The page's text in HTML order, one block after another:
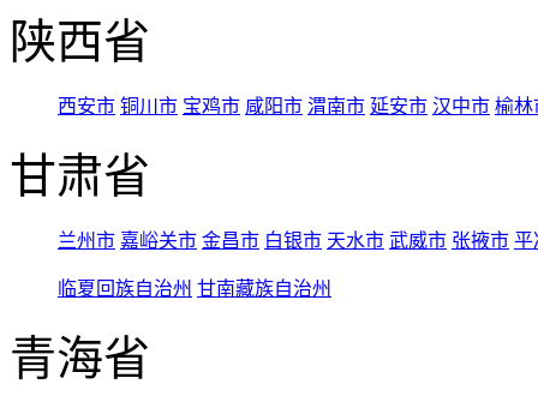
陕西省
西安市 铜川市 宝鸡市 咸阳市 渭南市 延安市 汉中市 榆林
甘肃省
兰州市 嘉峪关市 金昌市 白银市 天水市 武威市 张掖市 平
临夏回族自治州 甘南藏族自治州
青海省